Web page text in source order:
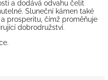
a dodává odvahu čelit
Sluneční kámen také
prosperitu, čímž proměňuje
dobrodružství.